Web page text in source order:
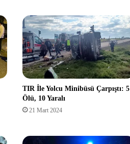
TIR İle Yolcu Minibüsü Çarpıştı: 5
Ölü, 10 Yaralı
21 Mart 2024